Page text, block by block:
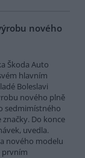
nového
Škoda Auto
hlavním
Boleslavi
nového plně
sedmimístného
značky. Do konce
uvedla.
nového modelu
prvním